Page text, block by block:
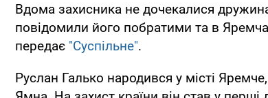
Вдома захисника не дочекалися
повідомили його побратими та в
передає "Суспільне".
Руслан Галько народився у місті